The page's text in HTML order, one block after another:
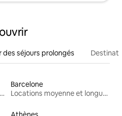
séjours prolongés
Locations moyenne et longue durée
Barcelone
Locations moyenne et longue durée